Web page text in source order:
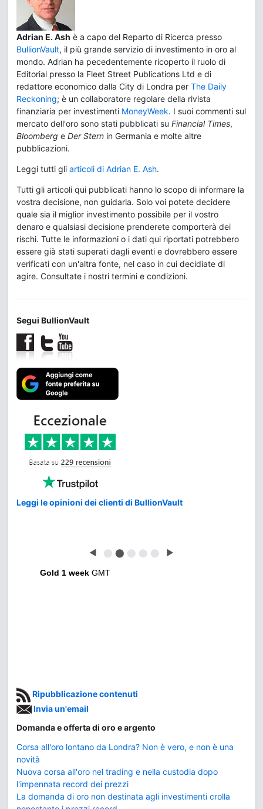
Adrian E. Ash è a capo del Reparto di Ricerca presso
BullionVault, il più grande servizio di investimento in oro al
mondo. Adrian ha pecedentemente ricoperto il ruolo di
Editorial presso la Fleet Street Publications Ltd e di
redattore economico dalla City di Londra per The Daily
Reckoning; è un collaboratore regolare della rivista
finanziaria per investimenti MoneyWeek. I suoi commenti sul
mercato dell'oro sono stati pubblicati su Financial Times,
Bloomberg e Der Stern in Germania e molte altre
pubblicazioni.
Leggi tutti gli articoli di Adrian E. Ash.
Tutti gli articoli qui pubblicati hanno lo scopo di informare la
vostra decisione, non guidarla. Solo voi potete decidere
quale sia il miglior investimento possibile per il vostro
denaro e qualsiasi decisione prenderete comporterà dei
rischi. Tutte le informazioni o i dati qui riportati potrebbero
essere già stati superati dagli eventi e dovrebbero essere
verificati con un'altra fonte, nel caso in cui decidiate di
agire. Consultate i nostri termini e condizioni.
Segui BullionVault
Leggi le opinioni dei clienti di BullionVault
◀ ⬤ ⬤ ⬤ ⬤ ⬤ ▶
Gold 1 week GMT
Ripubblicazione contenuti
Invia un'email
Domanda e offerta di oro e argento
Corsa all'oro lontano da Londra? Non è vero, e non è una
novità
Nuova corsa all'oro nel trading e nella custodia dopo
l'impennata record dei prezzi
La domanda di oro non destinata agli investimenti crolla